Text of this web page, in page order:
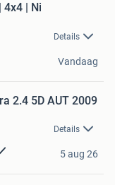
4x4 | Ni
Details
Vandaag
2.4 5D AUT 2009
Details
5 aug 26